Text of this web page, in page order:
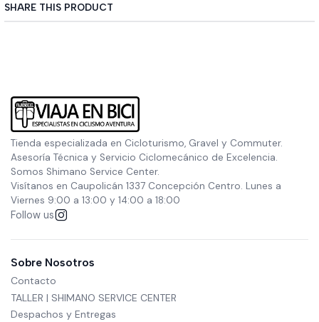
SHARE THIS PRODUCT
Tienda especializada en Cicloturismo, Gravel y Commuter.
Asesoría Técnica y Servicio Ciclomecánico de Excelencia.
Somos Shimano Service Center.
Visítanos en Caupolicán 1337 Concepción Centro. Lunes a
Viernes 9:00 a 13:00 y 14:00 a 18:00
Follow us
Sobre Nosotros
Contacto
TALLER | SHIMANO SERVICE CENTER
Despachos y Entregas